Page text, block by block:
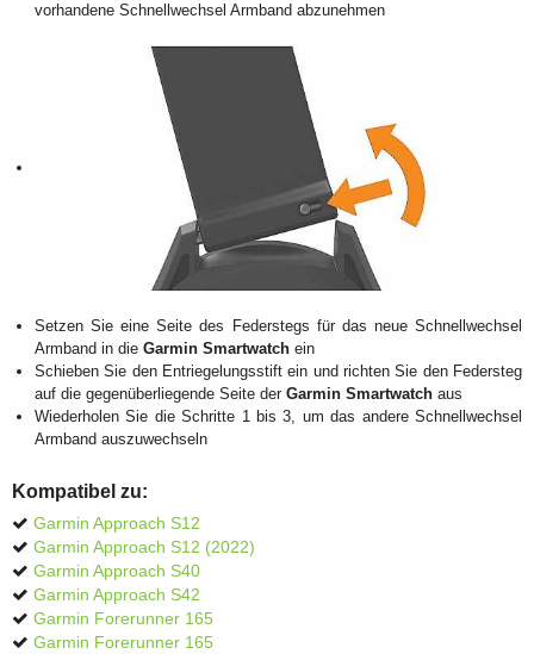
vorhandene Schnellwechsel Armband abzunehmen
Setzen Sie eine Seite des Federstegs für das neue Schnellwechsel
Armband in die Garmin Smartwatch ein
Schieben Sie den Entriegelungsstift ein und richten Sie den Federsteg
auf die gegenüberliegende Seite der Garmin Smartwatch aus
Wiederholen Sie die Schritte 1 bis 3, um das andere Schnellwechsel
Armband auszuwechseln
Kompatibel zu:
Garmin Approach S12
Garmin Approach S12 (2022)
Garmin Approach S40
Garmin Approach S42
Garmin Forerunner 165
Garmin Forerunner 165